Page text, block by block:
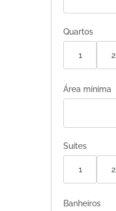
Quartos
1 2
Área mínima
Suítes
1 2
Banheiros